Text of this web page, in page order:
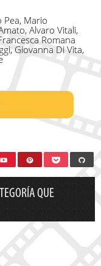
Pea, Mario
Alvaro Vitali,
Romana
Giovanna Di Vita,
QUE